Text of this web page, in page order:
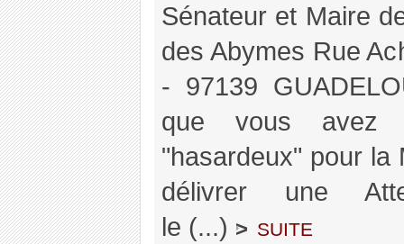
Sénateur et Maire
des Abymes Rue
- 97139
que vous avez
"hasardeux" pour la
délivrer une
le (...) > suite